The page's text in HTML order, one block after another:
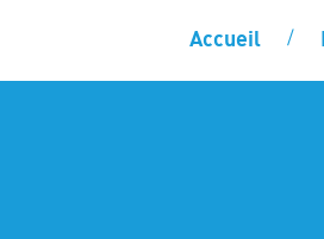
Accueil